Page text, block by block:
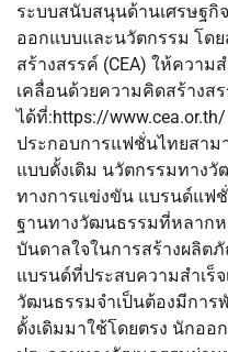
ระบบสนับสนุนด้านเศรษฐ
ออกแบบและนวัตกรรม โดย
สร้างสรรค์ (CEA) ให้ควา
เคลื่อนด้วยความคิดสร้างส
ได้ที่:https://
ประกอบการแฟชั่นไทยสาม
แบบดั้งเดิม นวัตกรรมทาง
ทางการแข่งขัน แบรนด์แ
ฐานทางวัฒนธรรมที่หลากห
บันดาลใจในการสร้างผลิต
แบรนด์ที่ประสบความสำเร็
วัฒนธรรมจำเป็นต้องมีการ
ดั้งเดิมมาใช้โดยตรง นักอ